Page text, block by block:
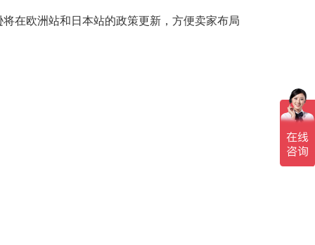
在欧洲站和日本站的政策更新，方便卖家布局